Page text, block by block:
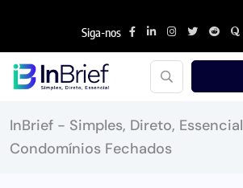
Siga-nos
InBrief - Simples, Direto, Essencial
Condomínios Fechados